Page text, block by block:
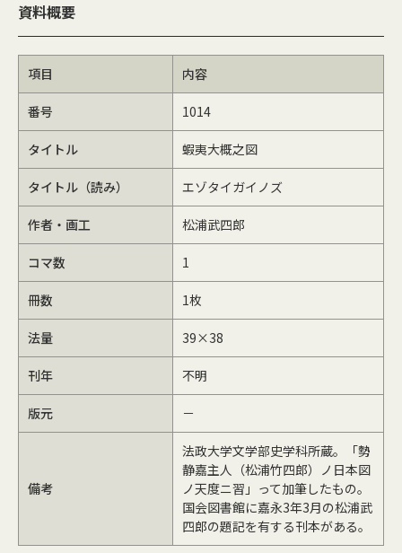
資料概要
項目 内容
番号 1014
タイトル 蝦夷大概之図
タイトル（読み） エゾタイガイノズ
作者・画工 松浦武四郎
コマ数 1
冊数 1枚
法量 39×38
刊年 不明
版元 －
備考
法政大学文学部史学科所蔵。「勢
静嘉主人（松浦竹四郎）ノ日本図
ノ天度ニ習」って加筆したもの。
国会図書館に嘉永3年3月の松浦武
四郎の題記を有する刊本がある。